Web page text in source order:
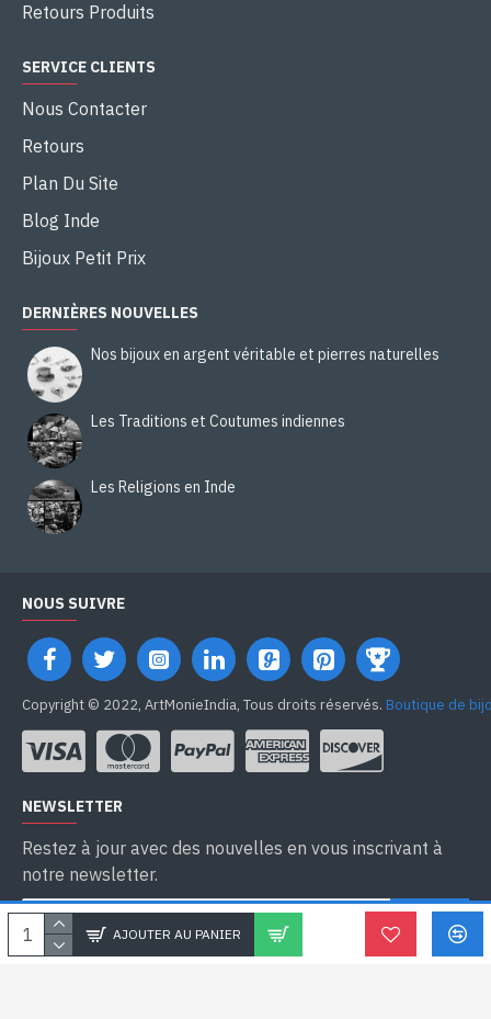
AJOUTER AU PANIER
Retours Produits
SERVICE CLIENTS
Nous Contacter
Retours
Plan Du Site
Blog Inde
Bijoux Petit Prix
DERNIÈRES NOUVELLES
Nos bijoux en argent véritable et pierres naturelles
Les Traditions et Coutumes indiennes
Les Religions en Inde
NOUS SUIVRE
Copyright © 2022, ArtMonieIndia, Tous droits réservés. Boutique de
NEWSLETTER
Restez à jour avec des nouvelles en vous inscrivant à
notre newsletter.